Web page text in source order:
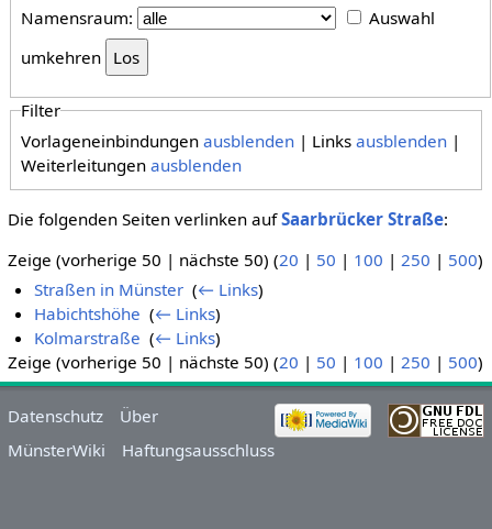
Namensraum:
Auswahl
umkehren
Filter
Vorlageneinbindungenausblenden | Linksausblenden |
Weiterleitungenausblenden
Die folgenden Seiten verlinken aufSaarbrücker Straße:
Zeige (vorherige 50 | nächste 50) (20 | 50 | 100 | 250 | 500)
Straßen in Münster ‎(← Links)
Habichtshöhe ‎(← Links)
Kolmarstraße ‎(← Links)
Zeige (vorherige 50 | nächste 50) (20 | 50 | 100 | 250 | 500)
Datenschutz
Über
MünsterWiki
Haftungsausschluss